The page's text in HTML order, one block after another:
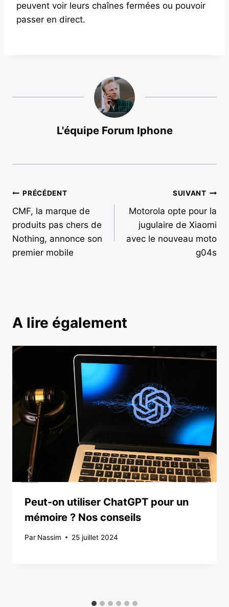
peuvent voir leurs chaînes fermées ou pouvoir
passer en direct.
L'équipe Forum Iphone
Navigation
de
l’article
PRÉCÉDENT
CMF, la marque de
produits pas chers de
Nothing, annonce son
premier mobile
SUIVANT
Motorola opte pour la
jugulaire de Xiaomi
avec le nouveau moto
g04s
A lire également
Peut-on utiliser ChatGPT pour un
mémoire ? Nos conseils
Par Nassim 25 juillet 2024